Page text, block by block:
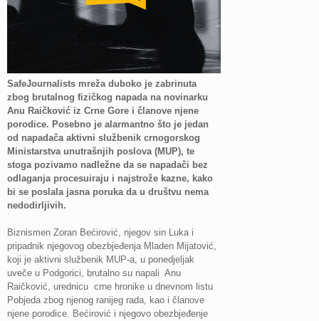
SafeJournalists mreža duboko je zabrinuta
zbog brutalnog fizičkog napada na novinarku
Anu Raičković iz Crne Gore i članove njene
porodice. Posebno je alarmantno što je jedan
od napadača aktivni službenik crnogorskog
Ministarstva unutrašnjih poslova (MUP), te
stoga pozivamo nadležne da se napadači bez
odlaganja procesuiraju i najstrože kazne, kako
bi se poslala jasna poruka da u društvu nema
nedodirljivih.
Biznismen Zoran Bećirović, njegov sin Luka i
pripadnik njegovog obezbjeđenja Mladen Mijatović,
koji je aktivni službenik MUP-a, u ponedjeljak
uveče u Podgorici, brutalno su napali Anu
Raičković, urednicu crne hronike u dnevnom listu
Pobjeda zbog njenog ranijeg rada, kao i članove
njene porodice. Bećirović i njegovo obezbjeđenje